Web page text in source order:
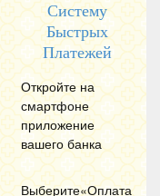
Систему
Быстрых
Платежей
Откройте на
смартфоне
приложение
вашего банка
Выберите«Оплата